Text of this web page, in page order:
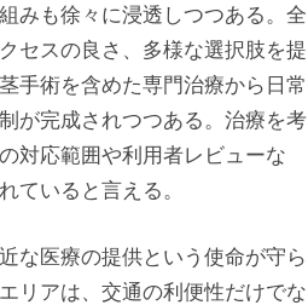
みも徐々に浸透しつつある。全
セスの良さ、多様な選択肢を提
手術を含めた専門治療から日常
が完成されつつある。治療を考
対応範囲や利用者レビューな
ていると言える。
な医療の提供という使命が守ら
リアは、交通の利便性だけでな